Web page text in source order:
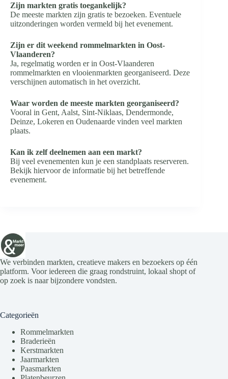
Zijn markten gratis toegankelijk?
De meeste markten zijn gratis te bezoeken. Eventuele
uitzonderingen worden vermeld bij het evenement.
Zijn er dit weekend rommelmarkten in Oost-
Vlaanderen?
Ja, regelmatig worden er in Oost-Vlaanderen
rommelmarkten en vlooienmarkten georganiseerd. Deze
verschijnen automatisch in het overzicht.
Waar worden de meeste markten georganiseerd?
Vooral in Gent, Aalst, Sint-Niklaas, Dendermonde,
Deinze, Lokeren en Oudenaarde vinden veel markten
plaats.
Kan ik zelf deelnemen aan een markt?
Bij veel evenementen kun je een standplaats reserveren.
Bekijk hiervoor de informatie bij het betreffende
evenement.
We verbinden markten, creatieve makers en bezoekers op één
platform. Voor iedereen die graag rondstruint, lokaal shopt of
op zoek is naar bijzondere vondsten.
Categorieën
Rommelmarkten
Braderieën
Kerstmarkten
Jaarmarkten
Paasmarkten